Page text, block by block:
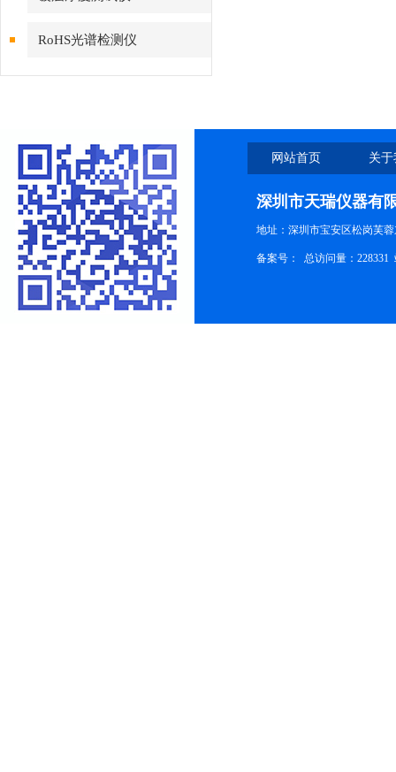
RoHS光谱检测仪
网站首页 关
深圳市天瑞仪器有
地址：深圳市宝安区松岗芙
备案号： 总访问量：228331